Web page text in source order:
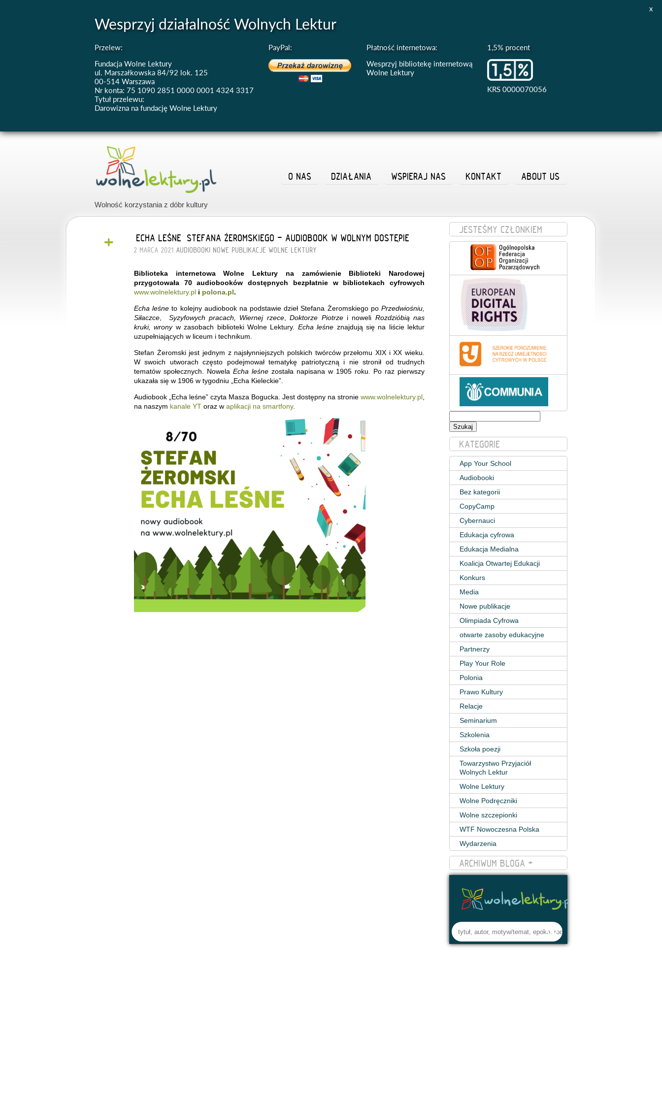
Wesprzyj działalność Wolnych Lektur
Przelew:
Fundacja Wolne Lektury
ul. Marszałkowska 84/92 lok. 125
00-514 Warszawa
Nr konta: 75 1090 2851 0000 0001 4324 3317
Tytuł przelewu:
Darowizna na fundację Wolne Lektury
PayPal:
Płatność internetowa:
Wesprzyj bibliotekę internetową
Wolne Lektury
1,5% procent
KRS 0000070056
x
Wolność korzystania z dóbr kultury
ABOUT US
KONTAKT
WSPIERAJ NAS
DZIAŁANIA
O NAS
+ „ECHA LEŚNE” STEFANA ŻEROMSKIEGO - AUDIOBOOK W WOLNYM DOSTĘPIE
2 MARCA 2021 AUDIOBOOKI NOWE PUBLIKACJE WOLNE LEKTURY
Biblioteka internetowa Wolne Lektury na zamówienie Biblioteki Narodowej
przygotowała 70 audiobooków dostępnych bezpłatnie w bibliotekach cyfrowych
www.wolnelektury.pl i polona.pl.
Echa leśne to kolejny audiobook na podstawie dzieł Stefana Żeromskiego poPrzedwiośniu,
Siłaczce
Syzyfowych pracach, Wiernej rzece,Doktorze Piotrzei noweli Rozdzióbią nas
kruki, wrony w zasobach biblioteki Wolne Lektury. Echa leśne znajdują się na liście lektur
uzupełniających w liceum i technikum.
Stefan Żeromski jest jednym z najsłynniejszych polskich twórców przełomu XIX i XX wieku.
W swoich utworach często podejmował tematykę patriotyczną i nie stronił od trudnych
tematów społecznych. Nowela Echa leśne została napisana w 1905 roku. Po raz pierwszy
ukazała się w 1906 w tygodniu „Echa Kieleckie”.
Audiobook „Echa leśne” czyta Masza Bogucka. Jest dostępny na stronie www.wolnelektury.pl
na naszym kanale YT oraz w aplikacji na smartfony.
JESTEŚMY CZŁONKIEM
KATEGORIE
App Your School
Audiobooki
Bez kategorii
CopyCamp
Cybernauci
Edukacja cyfrowa
Edukacja Medialna
Koalicja Otwartej Edukacji
Konkurs
Media
Nowe publikacje
Olimpiada Cyfrowa
otwarte zasoby edukacyjne
Partnerzy
Play Your Role
Polonia
Prawo Kultury
Relacje
Seminarium
Szkolenia
Szkoła poezji
Towarzystwo Przyjaciół
Wolnych Lektur
Wolne Lektury
Wolne Podręczniki
Wolne szczepionki
WTF Nowoczesna Polska
Wydarzenia
ARCHIWUM BLOGA +